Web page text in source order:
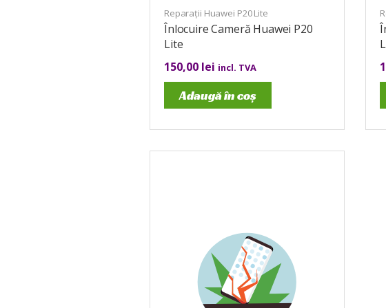
Reparații Huawei P20 Lite
Înlocuire Cameră Huawei P20
Lite
150,00 lei incl. TVA
Adaugă în coș